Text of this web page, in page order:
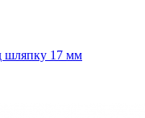
шляпку 17 мм